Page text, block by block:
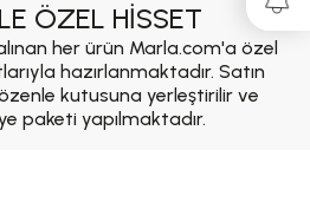
ÖZEL HİSSET
her ürün Marla.com'a özel
hazırlanmaktadır. Satın
kutusuna yerleştirilir ve
paketi yapılmaktadır.